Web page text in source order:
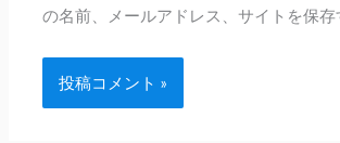
の名前、メールアドレス、サイトを保存